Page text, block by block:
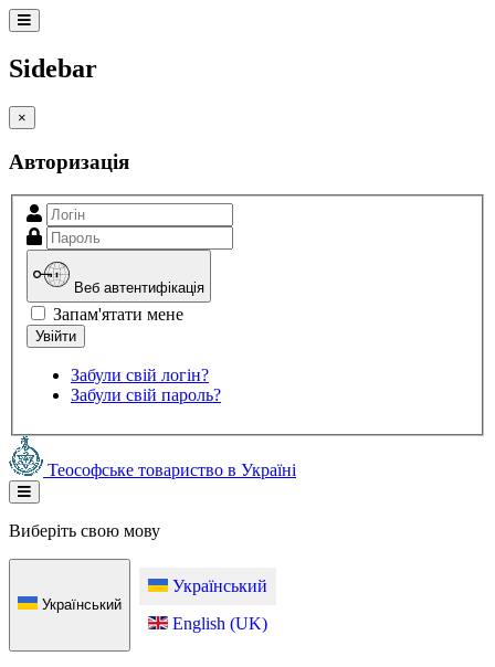
Sidebar
×
Авторизація
Веб автентифікація
Запам'ятати мене
Забули свій логін?
Забули свій пароль?
Теософське товариство в Україні
Виберіть свою мову
Український
Український
English (UK)